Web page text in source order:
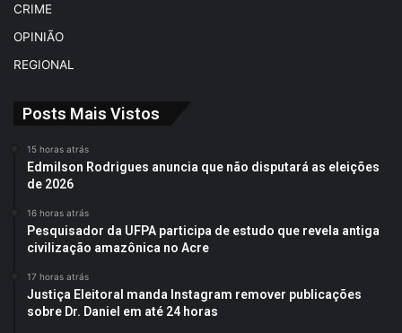
CRIME
OPINIÃO
REGIONAL
Posts Mais Vistos
15 horas atrás
Edmilson Rodrigues anuncia que não disputará as eleições
de 2026
16 horas atrás
Pesquisador da UFPA participa de estudo que revela antiga
civilização amazônica no Acre
17 horas atrás
Justiça Eleitoral manda Instagram remover publicações
sobre Dr. Daniel em até 24 horas